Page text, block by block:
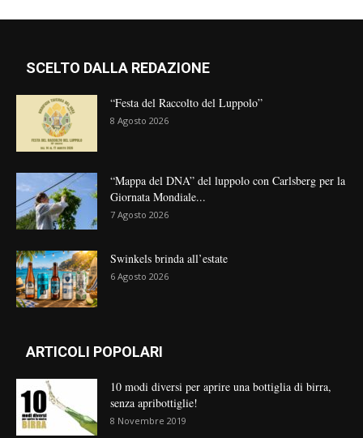
SCELTO DALLA REDAZIONE
“Festa del Raccolto del Luppolo”
8 Agosto 2026
“Mappa del DNA” del luppolo con Carlsberg per la
Giornata Mondiale...
7 Agosto 2026
Swinkels brinda all’estate
6 Agosto 2026
ARTICOLI POPOLARI
10 modi diversi per aprire una bottiglia di birra,
senza apribottiglie!
8 Novembre 2019